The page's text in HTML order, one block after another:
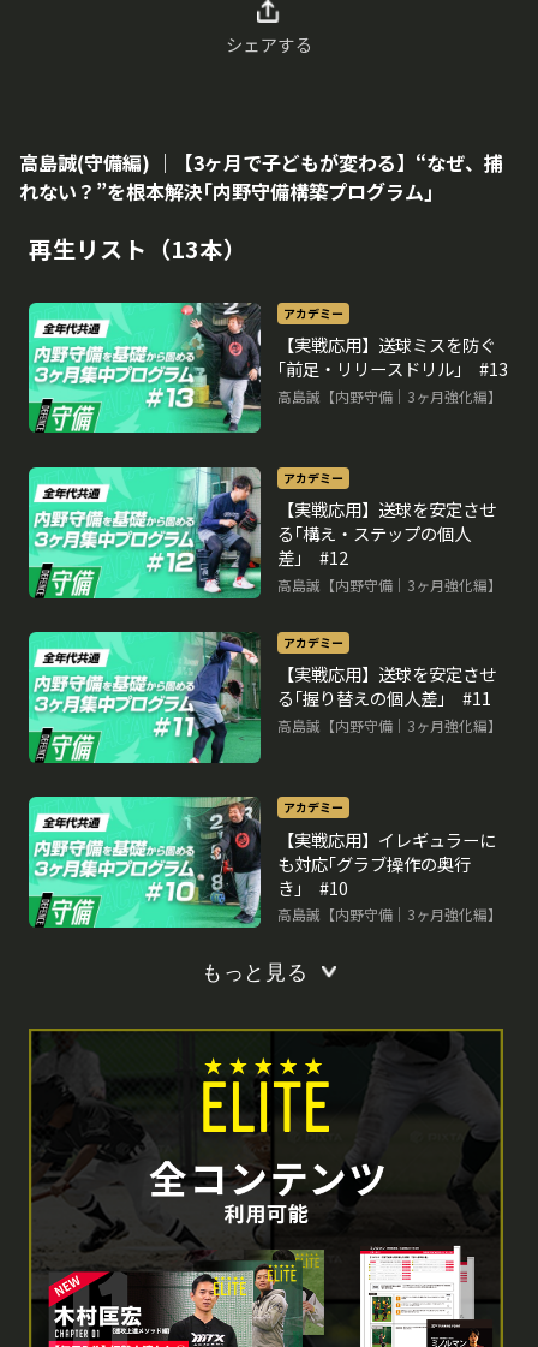
シェアする
高島誠(守備編) ｜【3ヶ月で子どもが変わる】“なぜ、捕
れない？”を根本解決｢内野守備構築プログラム｣
再生リスト（13本）
アカデミー
【実戦応用】送球ミスを防ぐ
｢前足・リリースドリル｣ #13
高島誠【内野守備｜3ヶ月強化編】
アカデミー
【実戦応用】送球を安定させ
る｢構え・ステップの個人
差｣ #12
高島誠【内野守備｜3ヶ月強化編】
アカデミー
【実戦応用】送球を安定させ
る｢握り替えの個人差｣ #11
高島誠【内野守備｜3ヶ月強化編】
アカデミー
【実戦応用】イレギュラーに
も対応｢グラブ操作の奥行
き｣ #10
高島誠【内野守備｜3ヶ月強化編】
もっと見る